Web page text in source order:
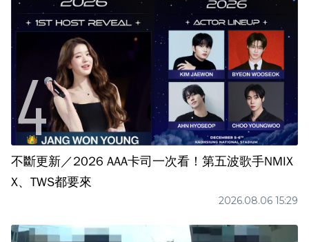
不斷更新／2026 AAA卡司一次看！第五波歌手NMIX
X、TWS都要來
2026.08.06 15:29